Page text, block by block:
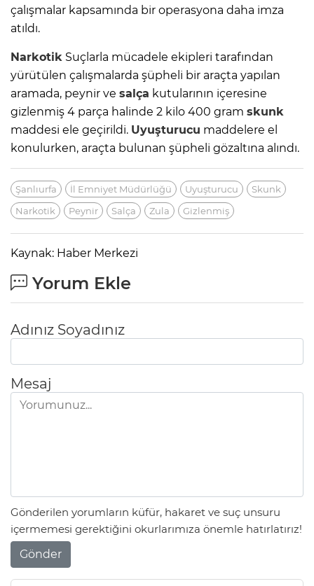
çalışmalar kapsamında bir operasyona daha imza
atıldı.
Narkotik Suçlarla mücadele ekipleri tarafından
yürütülen çalışmalarda şüpheli bir araçta yapılan
aramada, peynir ve salça kutularının içeresine
gizlenmiş 4 parça halinde 2 kilo 400 gram skunk
maddesi ele geçirildi. Uyuşturucu maddelere el
konulurken, araçta bulunan şüpheli gözaltına alındı.
Şanlıurfa İl Emniyet Müdürlüğü Uyuşturucu
Skunk
Narkotik
Peynir Salça Zula Gizlenmiş
Kaynak: Haber Merkezi
Yorum Ekle
Adınız Soyadınız
Mesaj
Gönderilen yorumların küfür, hakaret ve suç unsuru
içermemesi gerektiğini okurlarımıza önemle hatırlatırız!
Gönder